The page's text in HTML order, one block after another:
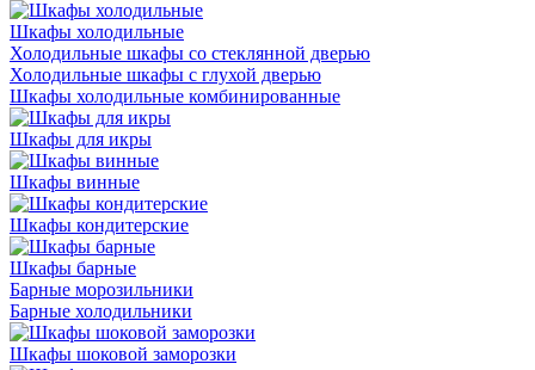
Шкафы холодильные
Холодильные шкафы со стеклянной дверью
Холодильные шкафы с глухой дверью
Шкафы холодильные комбинированные
Шкафы для икры
Шкафы винные
Шкафы кондитерские
Шкафы барные
Барные морозильники
Барные холодильники
Шкафы шоковой заморозки